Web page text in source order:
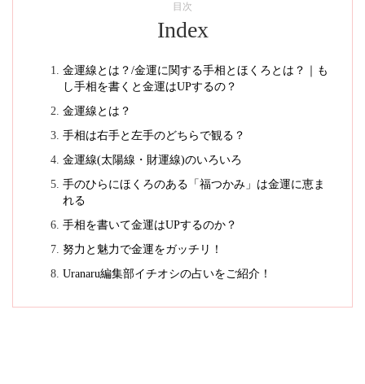
目次
Index
金運線とは？/金運に関する手相とほくろとは？｜も
し手相を書くと金運はUPするの？
金運線とは？
手相は右手と左手のどちらで観る？
金運線(太陽線・財運線)のいろいろ
手のひらにほくろのある「福つかみ」は金運に恵ま
れる
手相を書いて金運はUPするのか？
努力と魅力で金運をガッチリ！
Uranaru編集部イチオシの占いをご紹介！